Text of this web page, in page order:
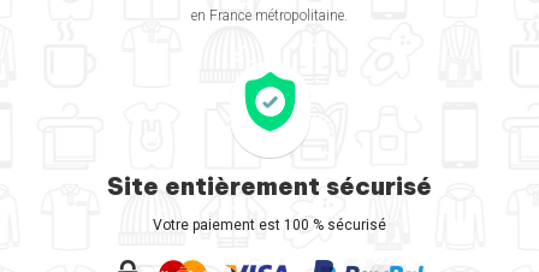
en France métropolitaine.
Site entièrement sécurisé
Votre paiement est 100 % sécurisé